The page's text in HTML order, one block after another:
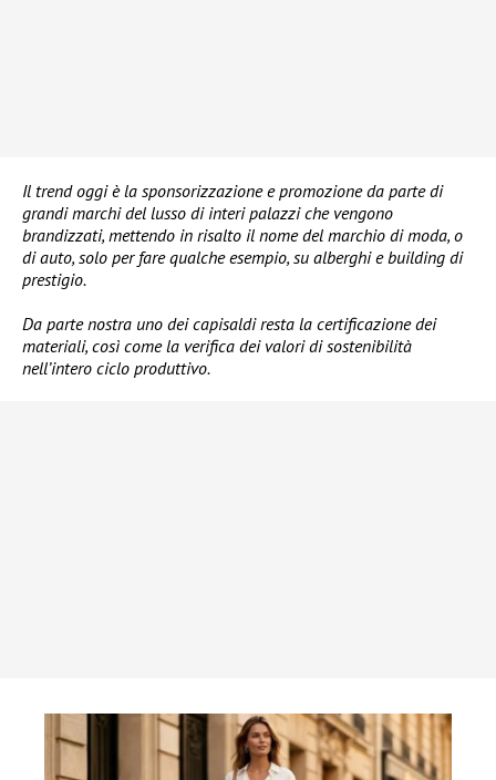
Il trend oggi è la sponsorizzazione e promozione da parte di
grandi marchi del lusso di interi palazzi che vengono
brandizzati, mettendo in risalto il nome del marchio di moda, o
di auto, solo per fare qualche esempio, su alberghi e building di
prestigio.
Da parte nostra uno dei capisaldi resta la certificazione dei
materiali, così come la verifica dei valori di sostenibilità
nell’intero ciclo produttivo.